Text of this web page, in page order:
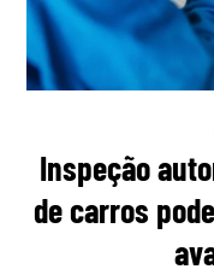
Inspeção
de carros